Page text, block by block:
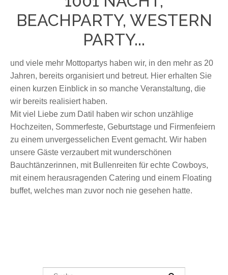
BEACHPARTY, WESTERN
PARTY...
und viele mehr Mottopartys haben wir, in den mehr as 20
Jahren, bereits organisiert und betreut. Hier erhalten Sie
einen kurzen Einblick in so manche Veranstaltung, die
wir bereits realisiert haben.
Mit viel Liebe zum Datil haben wir schon unzählige
Hochzeiten, Sommerfeste, Geburtstage und Firmenfeiern
zu einem unvergesselichen Event gemacht. Wir haben
unsere Gäste verzaubert mit wunderschönen
Bauchtänzerinnen, mit Bullenreiten für echte Cowboys,
mit einem herausragenden Catering und einem Floating
buffet, welches man zuvor noch nie gesehen hatte.